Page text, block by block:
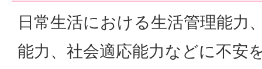
日常生活における生活管理能力
能力、社会適応能力などに不安